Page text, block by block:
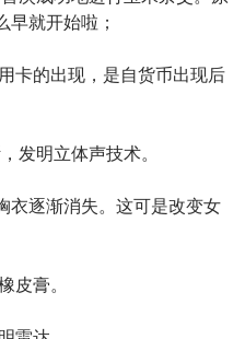
就开始啦；
卡的出现，是自货币出现后
发明立体声技术。
衣逐渐消失。这可是改变女
皮膏。